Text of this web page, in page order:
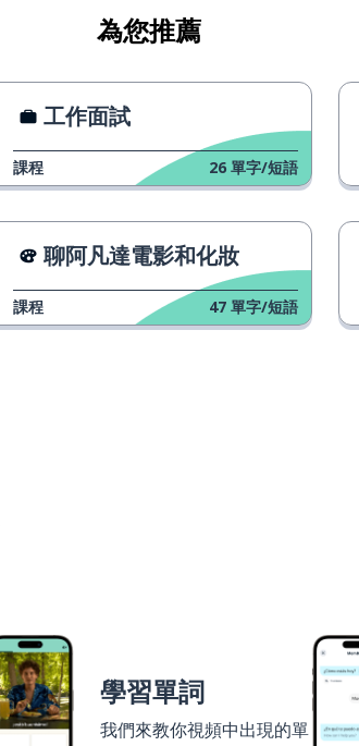
為您推薦
工作面試
課程 26 單字/短語
聊阿凡達電影和化妝
課程 47 單字/短語
學習單詞
我們來教你視頻中出現的單